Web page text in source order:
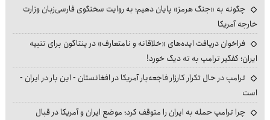
چگونه به «جنگ هرمز» پایان دهیم؛ به روایت سخنگوی فارسی‌زبان وزارت
خارجه آمریکا
فراخوان دریافت ایده‌های «خلاقانه و نامتعارف» در پنتاگون برای تنبیه
ایران؛ کفگیر ترامپ به ته دیگ خورد!
ترامپ در حال تکرار کارزار فاجعه‌بار آمریکا در افغانستان - این بار در ایران -
است
چرا ترامپ حمله به ایران را متوقف کرد؛ موضع ایران و آمریکا در قبال